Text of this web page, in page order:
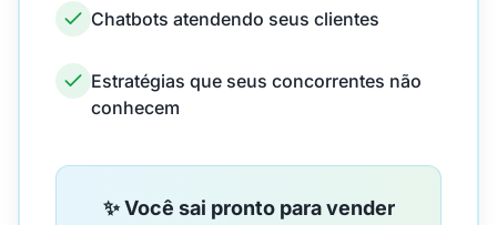
Chatbots atendendo seus clientes
Estratégias que seus concorrentes não
conhecem
✨ Você sai pronto para vender